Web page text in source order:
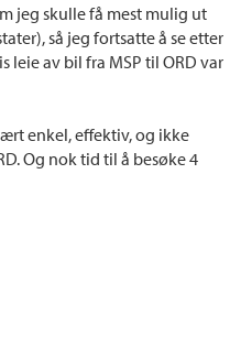
jeg skulle få mest mulig ut
så jeg fortsatte å se etter
leie av bil fra MSP til ORD var
enkel, effektiv, og ikke
Og nok tid til å besøke 4